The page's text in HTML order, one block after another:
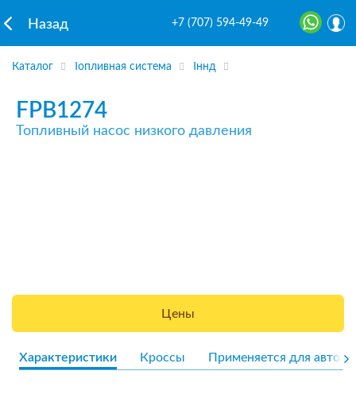
Назад +7 (707) 594-49-49
Каталог Топливная система Тннд
FPB1274
Топливный насос низкого давления
Цены
Характеристики Кроссы Применяется для авто